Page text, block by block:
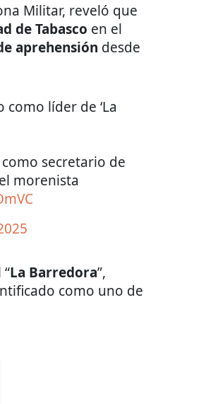
Militar, reveló que
de Tabasco en el
aprehensión desde
líder de ‘La
secretario de
morenista
“La Barredora”,
como uno de